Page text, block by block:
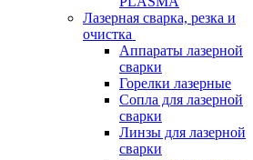
Лазерная сварка, резка и
очистка
Аппараты лазерной
сварки
Горелки лазерные
Сопла для лазерной
сварки
Линзы для лазерной
сварки